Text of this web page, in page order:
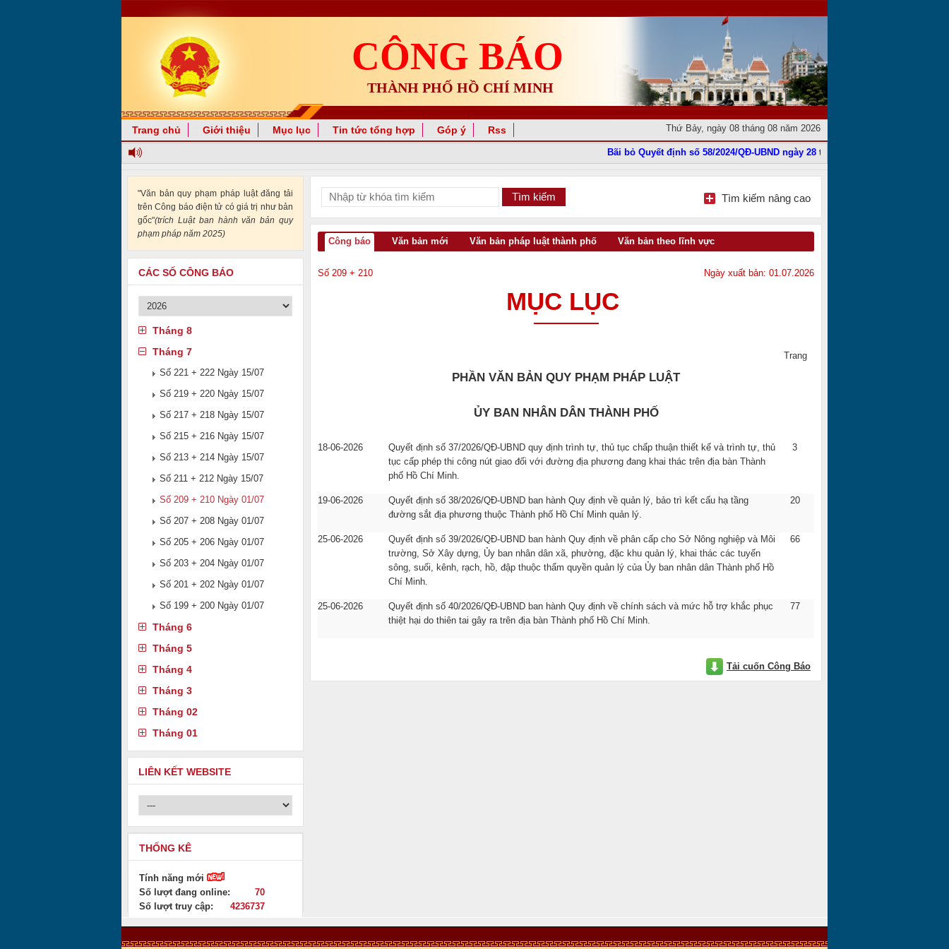
CÔNG BÁO
THÀNH PHỐ HỒ CHÍ MINH
Thứ Bảy, ngày 08 tháng 08 năm 2026
Trang chủ Giới thiệu Mục lục Tin tức tổng hợp Góp ý Rss
Bãi bỏ Quyết định số 58/2024/QĐ-UBND ngày 28 tháng 11 năm 2024
"Văn bản quy phạm pháp luật đăng tải
trên Công báo điện tử có giá trị như bản
gốc"(trích Luật ban hành văn bản quy
phạm pháp năm 2025)
CÁC SỐ CÔNG BÁO
Tháng 8
Tháng 7
Số 221 + 222 Ngày 15/07
Số 219 + 220 Ngày 15/07
Số 217 + 218 Ngày 15/07
Số 215 + 216 Ngày 15/07
Số 213 + 214 Ngày 15/07
Số 211 + 212 Ngày 15/07
Số 209 + 210 Ngày 01/07
Số 207 + 208 Ngày 01/07
Số 205 + 206 Ngày 01/07
Số 203 + 204 Ngày 01/07
Số 201 + 202 Ngày 01/07
Số 199 + 200 Ngày 01/07
Tháng 6
Tháng 5
Tháng 4
Tháng 3
Tháng 02
Tháng 01
LIÊN KẾT WEBSITE
THỐNG KÊ
Tính năng mới
Số lượt đang online:
70
Số lượt truy cập:
4236737
Tìm kiếm nâng cao
Công báo Văn bản mới Văn bản pháp luật thành phố Văn bản theo lĩnh vực
Số 209 + 210 Ngày xuất bản: 01.07.2026
MỤC LỤC
Trang
PHẦN VĂN BẢN QUY PHẠM PHÁP LUẬT
ỦY BAN NHÂN DÂN THÀNH PHỐ
18-06-2026
Quyết định số 37/2026/QĐ-UBND quy định trình tự, thủ tục chấp thuận thiết kế và trình tự, thủ
tục cấp phép thi công nút giao đối với đường địa phương đang khai thác trên địa bàn Thành
phố Hồ Chí Minh.
3
19-06-2026
Quyết định số 38/2026/QĐ-UBND ban hành Quy định về quản lý, bảo trì kết cấu hạ tầng
đường sắt địa phương thuộc Thành phố Hồ Chí Minh quản lý.
20
25-06-2026
Quyết định số 39/2026/QĐ-UBND ban hành Quy định về phân cấp cho Sở Nông nghiệp và Môi
trường, Sở Xây dựng, Ủy ban nhân dân xã, phường, đặc khu quản lý, khai thác các tuyến
sông, suối, kênh, rạch, hồ, đập thuộc thẩm quyền quản lý của Ủy ban nhân dân Thành phố Hồ
Chí Minh.
66
25-06-2026
Quyết định số 40/2026/QĐ-UBND ban hành Quy định về chính sách và mức hỗ trợ khắc phục
thiệt hại do thiên tai gây ra trên địa bàn Thành phố Hồ Chí Minh.
77
Tải cuốn Công Báo